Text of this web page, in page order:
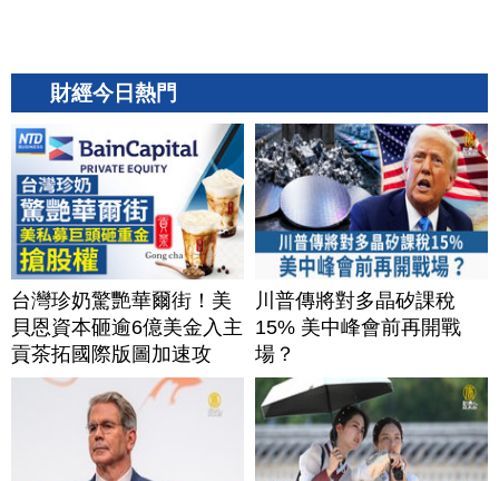
財經今日熱門
台灣珍奶驚艷華爾街！美
貝恩資本砸逾6億美金入主
貢茶拓國際版圖加速攻
美？｜#財經新聞｜
20260806(四)
川普傳將對多晶矽課稅
15% 美中峰會前再開戰
場？